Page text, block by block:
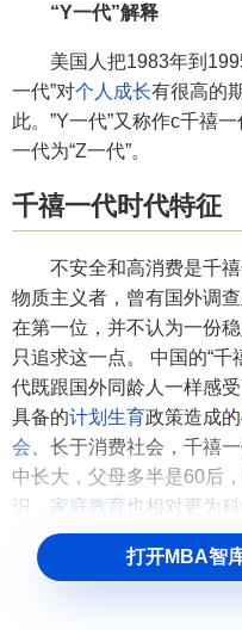
“Y一代”解释
美国人把1983年到1995
一代”对个人成长有很高的
此。”Y一代”又称作c千禧一
一代为“Z一代”。
千禧一代时代特征
不安全和高消费是千禧
物质主义者，曾有国外调
在第一位，并不认为一份
只追求这一点。 中国的“
代既跟国外同龄人一样感
具备的计划生育政策造成的
会 、长于消费社会，千禧
中长大，父母多半是60后
识
家庭教育也相对更为
了改革、遇上了市场经济
就用上了互联网，千禧一
打开MBA智